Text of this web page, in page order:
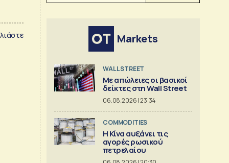
Markets
WALL STREET
Με απώλειες οι βασικοί
δείκτες στη Wall Street
06.08.2026 | 23:34
COMMODITIES
Η Κίνα αυξάνει τις
αγορές ρωσικού
πετρελαίου